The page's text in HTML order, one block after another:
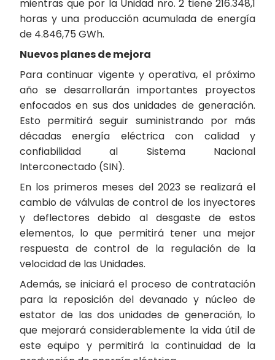
mientras que por la Unidad nro. 2 tiene 216.348,1
horas y una producción acumulada de energía
de 4.846,75 GWh.
Nuevos planes de mejora
Para continuar vigente y operativa, el próximo
año se desarrollarán importantes proyectos
enfocados en sus dos unidades de generación.
Esto permitirá seguir suministrando por más
décadas energía eléctrica con calidad y
confiabilidad al Sistema Nacional
Interconectado (SIN).
En los primeros meses del 2023 se realizará el
cambio de válvulas de control de los inyectores
y deflectores debido al desgaste de estos
elementos, lo que permitirá tener una mejor
respuesta de control de la regulación de la
velocidad de las Unidades.
Además, se iniciará el proceso de contratación
para la reposición del devanado y núcleo de
estator de las dos unidades de generación, lo
que mejorará considerablemente la vida útil de
este equipo y permitirá la continuidad de la